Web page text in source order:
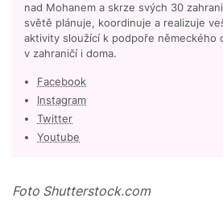
nad Mohanem a skrze svých 30
světě plánuje, koordinuje a realizuje
aktivity sloužící k podpoře německého
v zahraničí i doma.
Facebook
Instagram
Twitter
Youtube
Foto Shutterstock.com